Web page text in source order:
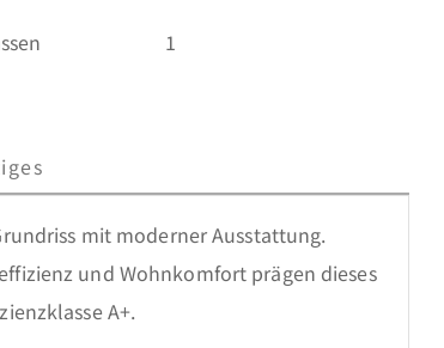
1
mit moderner Ausstattung.
und Wohnkomfort prägen dieses
A+.